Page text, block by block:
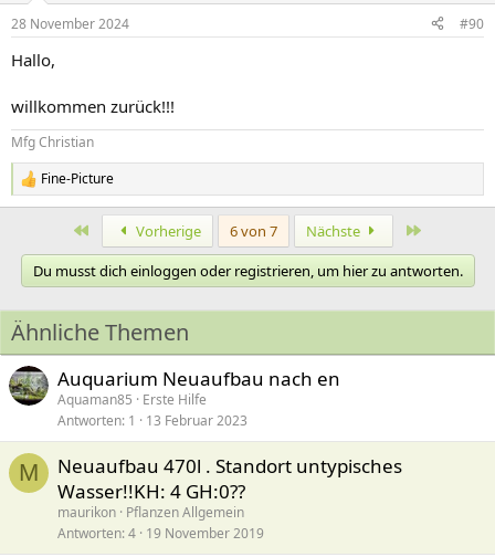
e
:
28 November 2024 #90
Hallo,
willkommen zurück!!!
Mfg Christian
R
e
t
o
n
e
n
:
Fine-Picture
Erste Vorherige 6 von 7 Nächste
Du musst dich einloggen oder registrieren, um hier zu antworten.
Ähnliche Themen
Auquarium Neuaufbau nach en
Aquaman85
Erste Hilfe
Antworten 1 13 Februar 2023
M
Neuaufbau 470l . Standort untypisches
Wasser!!KH: 4 GH:0??
maurikon Pflanzen Allgemein
Antworten 4 19 November 2019